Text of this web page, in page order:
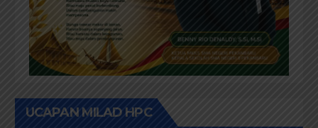
UCAPAN MILAD HPC